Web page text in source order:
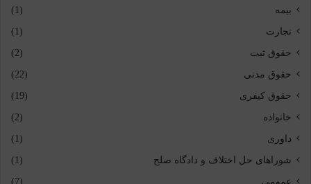
بیمه (1)
تجارت (1)
حقوق ثبت (2)
حقوق مدنی (22)
حقوق کیفری (19)
خانواده (2)
داوری (1)
شوراهای حل اختلاف و دادگاه صلح (1)
عمومی (7)